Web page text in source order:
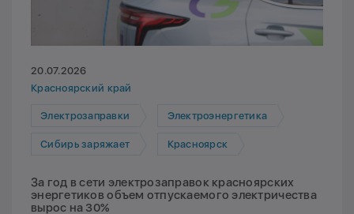
20.07.2026
Красноярский край
Электрозаправки Электроэнергетика
Сибирь заряжает Красноярск
За год в сети электрозаправок красноярских
энергетиков объем отпускаемого электричества
вырос на 30%